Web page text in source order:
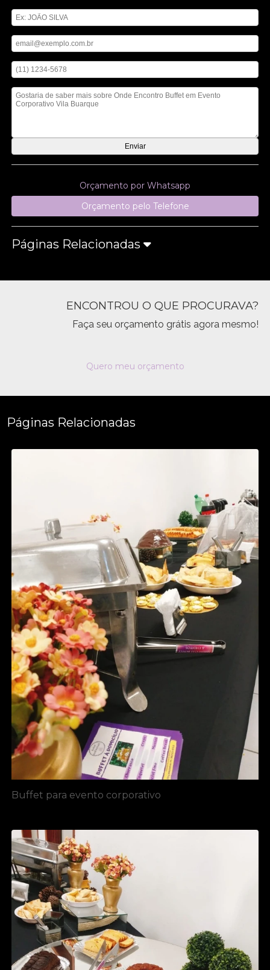
Orçamento por Whatsapp
Orçamento pelo Telefone
Páginas Relacionadas
ENCONTROU O QUE PROCURAVA?
Faça seu orçamento grátis agora mesmo!
Quero meu orçamento
Páginas Relacionadas
Buffet para evento corporativo